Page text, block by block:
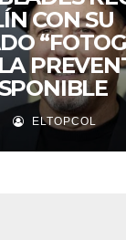
CON SU
ELTOPCOL